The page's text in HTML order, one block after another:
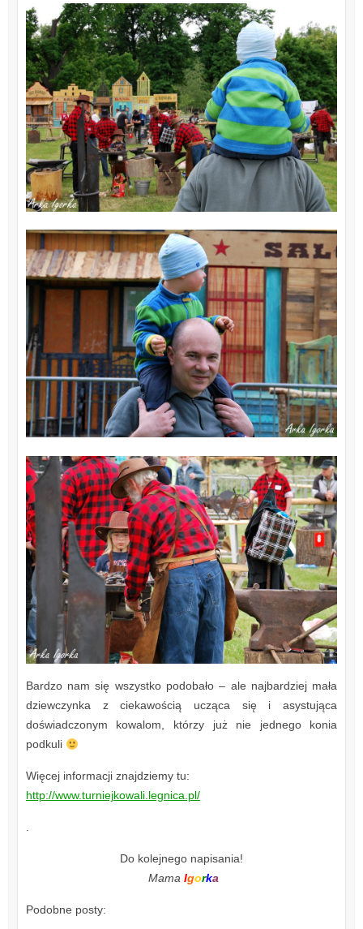
Bardzo nam się wszystko podobało – ale najbardziej mała
dziewczynka z ciekawością ucząca się i asystująca
doświadczonym kowalom, którzy już nie jednego konia
podkuli
Więcej informacji znajdziemy tu:
http://www.turniejkowali.legnica.pl/
.
Do kolejnego napisania!
MamaIgorka
Podobne posty: